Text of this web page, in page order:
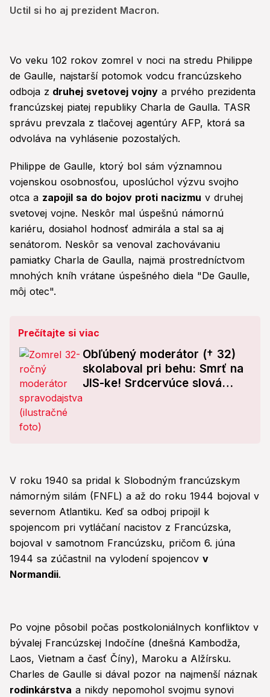
Uctil si ho aj prezident Macron.
Vo veku 102 rokov zomrel v noci na stredu Philippe
de Gaulle, najstarší potomok vodcu francúzskeho
odboja z druhej svetovej vojny a prvého prezidenta
francúzskej piatej republiky Charla de Gaulla. TASR
správu prevzala z tlačovej agentúry AFP, ktorá sa
odvoláva na vyhlásenie pozostalých.
Philippe de Gaulle, ktorý bol sám významnou
vojenskou osobnosťou, uposlúchol výzvu svojho
otca a zapojil sa do bojov proti nacizmu v druhej
svetovej vojne. Neskôr mal úspešnú námornú
kariéru, dosiahol hodnosť admirála a stal sa aj
senátorom. Neskôr sa venoval zachovávaniu
pamiatky Charla de Gaulla, najmä prostredníctvom
mnohých kníh vrátane úspešného diela "De Gaulle,
môj otec".
Prečítajte si viac
Obľúbený moderátor († 32)
skolaboval pri behu: Smrť na
JIS-ke! Srdcervúce slová
V roku 1940 sa pridal k Slobodným francúzskym
námorným silám (FNFL) a až do roku 1944 bojoval v
severnom Atlantiku. Keď sa odboj pripojil k
spojencom pri vytláčaní nacistov z Francúzska,
bojoval v samotnom Francúzsku, pričom 6. júna
1944 sa zúčastnil na vylodení spojencov v
Normandii.
Po vojne pôsobil počas postkoloniálnych konfliktov v
bývalej Francúzskej Indočíne (dnešná Kambodža,
Laos, Vietnam a časť Číny), Maroku a Alžírsku.
Charles de Gaulle si dával pozor na najmenší náznak
rodinkárstva a nikdy nepomohol svojmu synovi